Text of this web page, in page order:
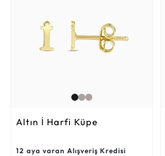
Altın İ Harfi Küpe
12 aya varan Alışveriş Kredisi